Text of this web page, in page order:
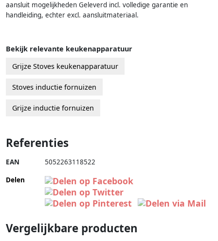
aansluit mogelijkheden Geleverd incl. volledige garantie en
handleiding, echter excl. aansluitmateriaal.
Bekijk relevante keukenapparatuur
Grijze Stoves keukenapparatuur
Stoves inductie fornuizen
Grijze inductie fornuizen
Referenties
EAN 5052263118522
Delen
Vergelijkbare producten